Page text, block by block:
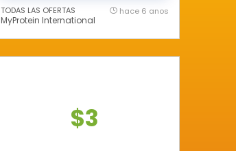
TODAS LAS OFERTAS
MyProtein International
hace 6 anos
$3